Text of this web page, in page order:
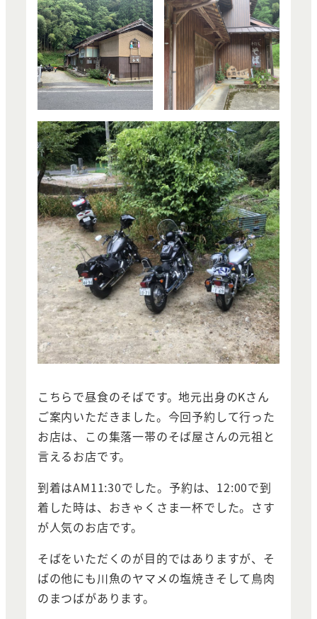
こちらで昼食のそばです。地元出身のKさん
ご案内いただきました。今回予約して行った
お店は、この集落一帯のそば屋さんの元祖と
言えるお店です。
到着はAM11:30でした。予約は、12:00で到
着した時は、おきゃくさま一杯でした。さす
が人気のお店です。
そばをいただくのが目的ではありますが、そ
ばの他にも川魚のヤマメの塩焼きそして鳥肉
のまつばがあります。